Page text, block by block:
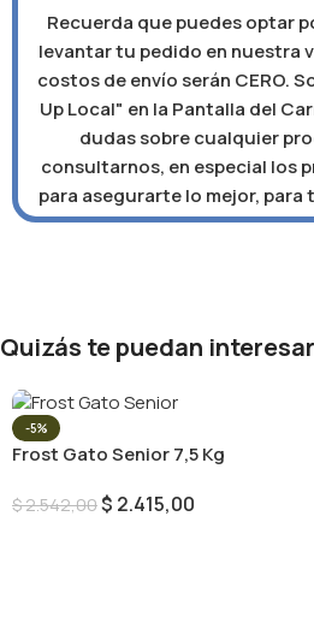
Recuerda que puedes optar
levantar tu pedido en nuestra
costos de envío serán CERO.
Up Local" en la Pantalla del
dudas sobre cualquier
consultarnos, en especial los
para asegurarte lo mejor, para
Quizás te puedan interesar
-5%
Frost Gato Senior 7,5 Kg
$2.542,00$ 2.415,00